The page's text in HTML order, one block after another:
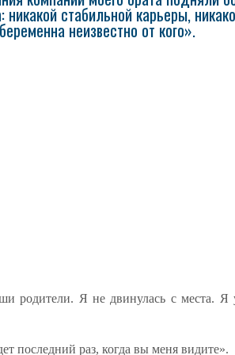
стабильной карьеры,
неизвестно от кого».
родители. Я не двинулась с места. Я
последний раз, когда вы меня видите».